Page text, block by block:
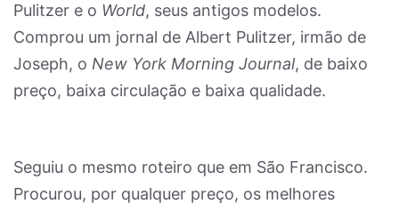
Pulitzer e o World, seus antigos modelos.
Comprou um jornal de Albert Pulitzer, irmão de
Joseph, o New York Morning Journal, de baixo
preço, baixa circulação e baixa qualidade.
Seguiu o mesmo roteiro que em São Francisco.
Procurou, por qualquer preço, os melhores